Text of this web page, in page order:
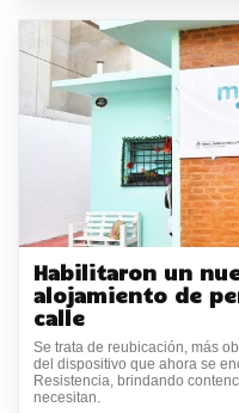
Habilitaron un
alojamiento de
calle
Se trata de reubicación, más
del dispositivo que ahora se
Resistencia, brindando
necesitan.